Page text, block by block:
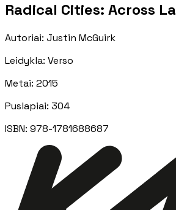
Radical Cities: Across
Autoriai: Justin McGuirk
Leidykla: Verso
Metai: 2015
Puslapiai: 304
ISBN: 978-1781688687